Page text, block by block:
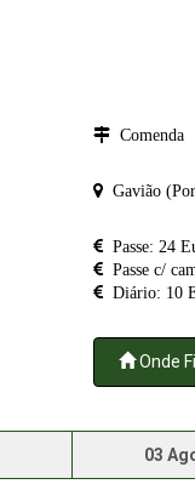
Comenda
Gavião
Passe: 24
Passe c/
Diário: 10
Onde
03